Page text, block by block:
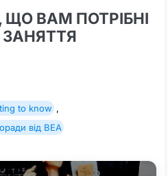
ВАМ ПОТРІБНІ
ЗАНЯТТЯ
to know ,
від BEA